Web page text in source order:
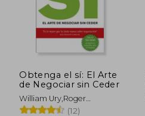
45%
dcto.
$ 262.651
Obtenga el sí: El Arte
de Negociar sin Ceder
William Ury,Roger
Fisher,Bruce Patton
(12)